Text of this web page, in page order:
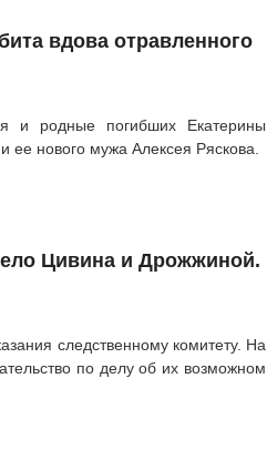
вдова отравленного
и родные погибших Екатерины
ее нового мужа Алексея Ряскова.
Цивина и Дрожжиной.
следственному комитету. На
по делу об их возможном